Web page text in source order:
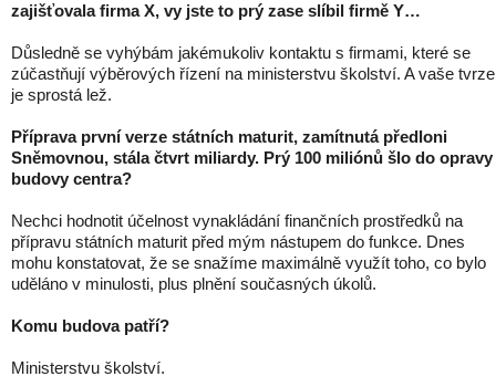
zajišťovala firma X, vy jste to prý zase slíbil firmě Y…
Důsledně se vyhýbám jakémukoliv kontaktu s firmami, které se
zúčastňují výběrových řízení na ministerstvu školství. A vaše
je sprostá lež.
Příprava první verze státních maturit, zamítnutá předloni
Sněmovnou, stála čtvrt miliardy. Prý 100 miliónů šlo do opravy
budovy centra?
Nechci hodnotit účelnost vynakládání finančních prostředků na
přípravu státních maturit před mým nástupem do funkce. Dnes
mohu konstatovat, že se snažíme maximálně využít toho, co bylo
uděláno v minulosti, plus plnění současných úkolů.
Komu budova patří?
Ministerstvu školství.